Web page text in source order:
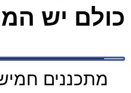
כולם יש
מתכננים